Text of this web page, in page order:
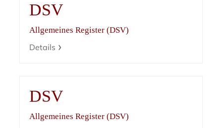
DSV
Allgemeines Register (DSV)
Details
DSV
Allgemeines Register (DSV)